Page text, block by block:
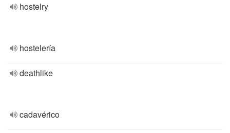
hostelry
hostelería
deathlike
cadavérico